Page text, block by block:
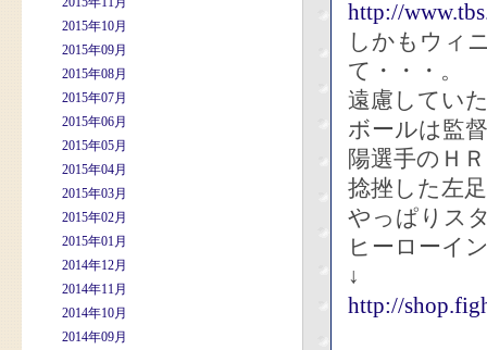
2015年10月
2015年09月
2015年08月
2015年07月
2015年06月
2015年05月
2015年04月
2015年03月
2015年02月
2015年01月
2014年12月
2014年11月
2014年10月
2014年09月
http://
しかもウィ
て・・・。
遠慮してい
ボールは監
陽選手のＨ
捻挫した左
やっぱりス
ヒーローイ
↓
http://